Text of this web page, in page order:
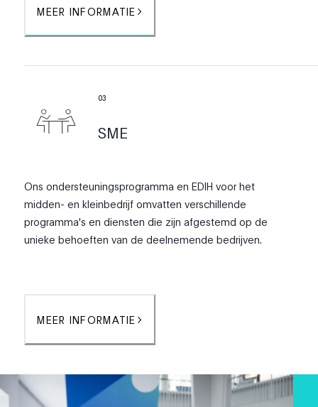
MEER INFORMATIE
03
SME
Ons ondersteuningsprogramma en EDIH voor het
midden- en kleinbedrijf omvatten verschillende
programma's en diensten die zijn afgestemd op de
unieke behoeften van de deelnemende bedrijven.
MEER INFORMATIE